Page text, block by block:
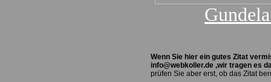
Wenn Sie hier ein gutes Zitat
info@webkoller.de ,wir tragen es
prüfen Sie aber erst, ob das Zitat